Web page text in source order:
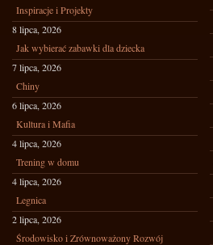
Inspiracje i Projekty
8 lipca, 2026
Jak wybierać zabawki dla dziecka
7 lipca, 2026
Chiny
6 lipca, 2026
Kultura i Mafia
4 lipca, 2026
Trening w domu
4 lipca, 2026
Legnica
2 lipca, 2026
Środowisko i Zrównoważony Rozwój